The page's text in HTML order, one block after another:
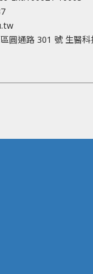
圓通路 301 號生醫科